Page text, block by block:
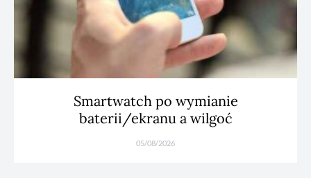
Smartwatch po wymianie
baterii/ekranu a wilgoć
05/08/2026